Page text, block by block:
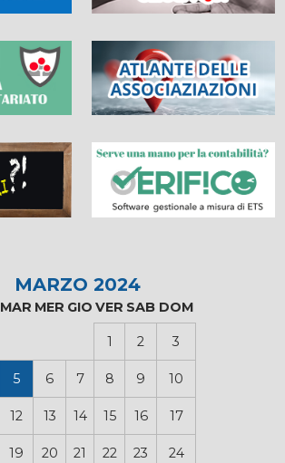
MARZO 2024
MAR MER GIO VER SAB DOM
1 2 3
5 6 7 8 9 10
12 13 14 15 16 17
19 20 21 22 23 24